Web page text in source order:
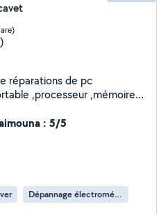
réparations de pc
,processeur ,mémoires,
: 5/5
Dépannage électroménager